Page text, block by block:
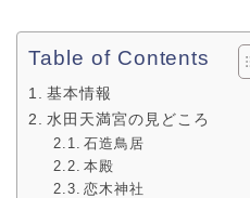
Table of Contents
基本情報
水田天満宮の見どころ
石造鳥居
本殿
恋木神社